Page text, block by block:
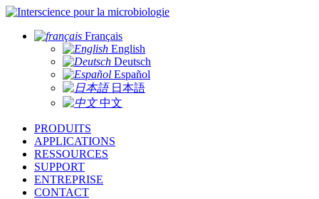
pour la microbiologie
Français
English
Deutsch
Español
日本語
中文
PRODUITS
APPLICATIONS
RESSOURCES
SUPPORT
ENTREPRISE
CONTACT